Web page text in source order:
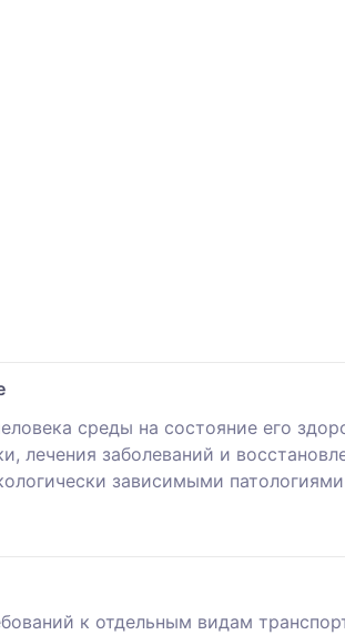
среды на состояние его
лечения заболеваний и
зависимыми патологиями
к отдельным видам